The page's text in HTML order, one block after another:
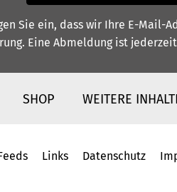
Sie ein, dass wir Ihre E-Mail-
. Eine Abmeldung ist
SHOP WEITERE
Links Datenschutz